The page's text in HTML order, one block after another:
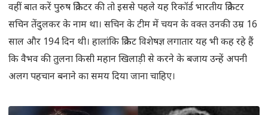
वहीं बात करें पुरुष क्रिकेटर की तो इससे पहले यह रिकॉर्ड भारतीय क्रिकेटर
सचिन तेंदुलकर के नाम था। सचिन के टीम में चयन के वक्त उनकी उम्र 16
साल और 194 दिन थी। हालांकि क्रिकेट विशेषज्ञ लगातार यह भी कह रहे हैं
कि वैभव की तुलना किसी महान खिलाड़ी से करने के बजाय उन्हें अपनी
अलग पहचान बनाने का समय दिया जाना चाहिए।